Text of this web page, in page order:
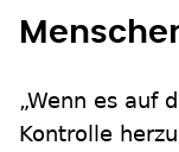
„Wenn es auf
Kontrolle